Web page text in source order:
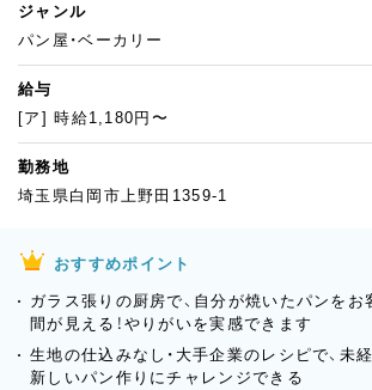
ジャンル
パン屋・ベーカリー
給与
[ア] 時給1,180円〜
勤務地
埼玉県白岡市上野田1359-1
おすすめポイント
ガラス張りの厨房で、自分が焼いたパンをお
間が見える！やりがいを実感できます
生地の仕込みなし・大手企業のレシピで、未
新しいパン作りにチャレンジできる